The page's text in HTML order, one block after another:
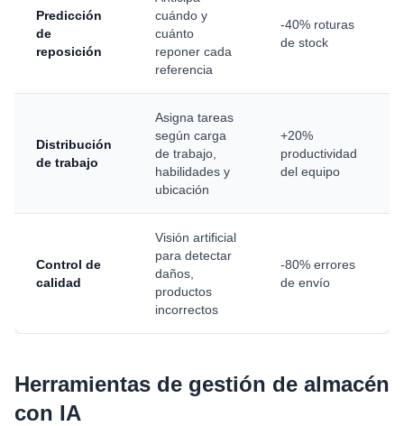
Predicción
de
reposición
cuándo y
cuánto
reponer cada
referencia
-40% roturas
de stock
Distribución
de trabajo
Asigna tareas
según carga
de trabajo,
habilidades y
ubicación
+20%
productividad
del equipo
Control de
calidad
Visión artificial
para detectar
daños,
productos
incorrectos
-80% errores
de envío
Herramientas de gestión de almacén
con IA